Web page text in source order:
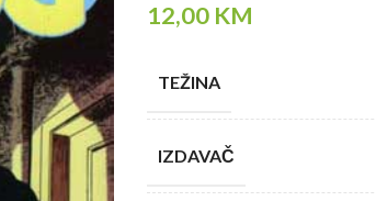
12,00 KM
TEŽINA
IZDAVAČ